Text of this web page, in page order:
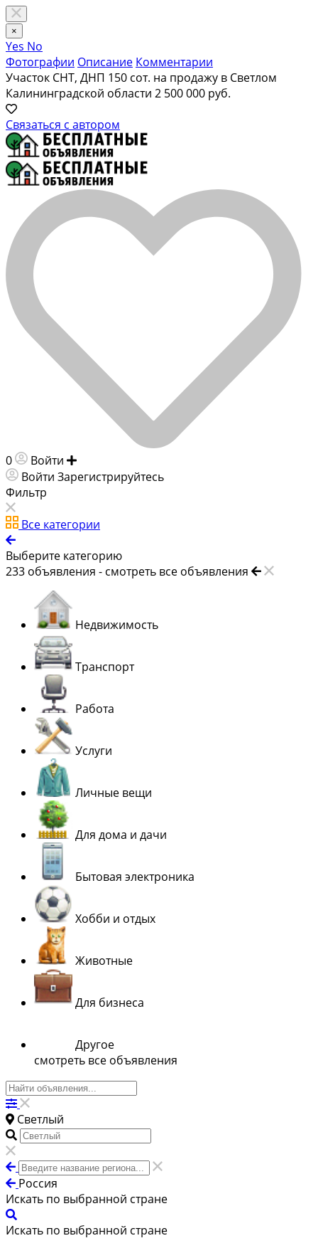
×
Yes No
Фотографии Описание Комментарии
Участок СНТ, ДНП 150 сот. на продажу в Светлом
Калининградской области 2 500 000 руб.
Связаться с автором
0 Войти
Войти Зарегистрируйтесь
Фильтр
Все категории
Выберите категорию
233 объявления - смотреть все объявления
Недвижимость
Транспорт
Работа
Услуги
Личные вещи
Для дома и дачи
Бытовая электроника
Хобби и отдых
Животные
Для бизнеса
Другое
смотреть все объявления
Светлый
Россия
Искать по выбранной стране
Искать по выбранной стране